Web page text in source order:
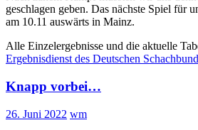
geschlagen geben. Das nächste Spiel für
am 10.11 auswärts in Mainz.
Alle Einzelergebnisse und die aktuelle
Ergebnisdienst des Deutschen
Knapp vorbei…
26. Juni 2022 wm